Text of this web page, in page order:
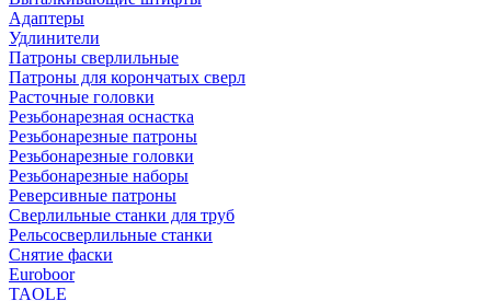
Адаптеры
Удлинители
Патроны сверлильные
Патроны для корончатых сверл
Расточные головки
Резьбонарезная оснастка
Резьбонарезные патроны
Резьбонарезные головки
Резьбонарезные наборы
Реверсивные патроны
Сверлильные станки для труб
Рельсосверлильные станки
Снятие фаски
Euroboor
TAOLE